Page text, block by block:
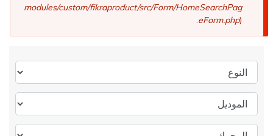
modules/custom/fikraproduct/src/Form/HomeSearchPag
eForm.php).
النوع
الموديل
المحرك